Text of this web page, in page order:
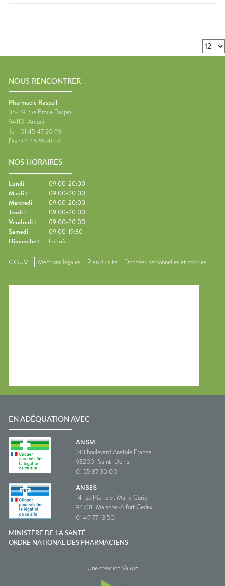
NOUS RENCONTRER
Pharmacie Raspail
35-39, rue Emile Raspail
94110 Arcueil
Tel : 01 45 47 20 99
Fax : 01 46 65 40 81
NOS HORAIRES
Lundi :
09:00-20:00
Mardi :
09:00-20:00
Mercredi :
09:00-20:00
Jeudi :
09:00-20:00
Vendredi :
09:00-20:00
Samedi :
09:00-19:30
Dimanche : Fermé
CGUVL Mentions légales Plan du site Données personnelles et cookies
EN ADÉQUATION AVEC
ANSM
143 boulevard Anatole France
93200 Saint-Denis
01 55 87 30 00
ANSES
14 rue Pierre et Marie Curie
94701 Maisons-Alfort Cedex
01 49 77 13 50
MINISTÈRE DE LA SANTÉ
ORDRE NATIONAL DES PHARMACIENS
Une création Valwin